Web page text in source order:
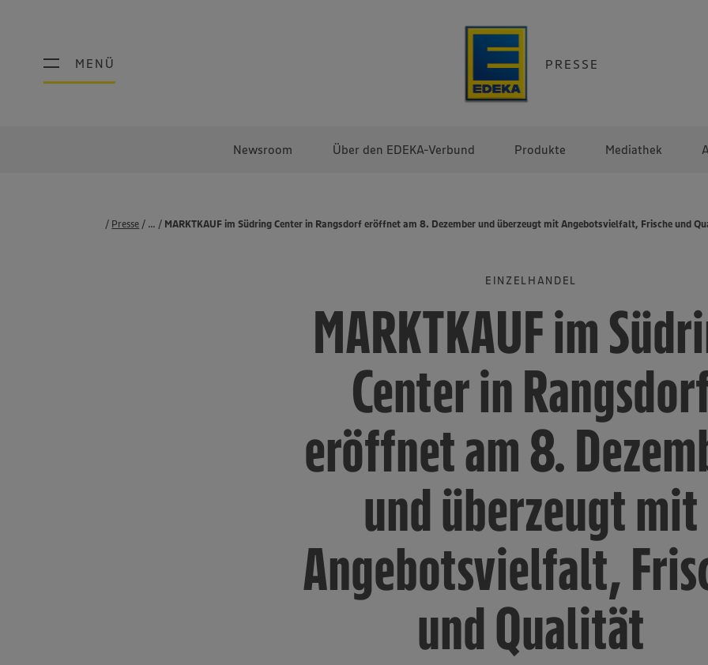
MENÜ PRESSE
MENÜ
Newsroom Über den EDEKA-Verbund Produkte Mediathek
Presse Pressemeldungen
MARKTKAUF im Südring Center in Rangsdorf eröffnet am 8. Dezember und überzeugt mit Angebotsvielfalt, Frische und
...
EINZELHANDEL
MARKTKAUF im
Center in
eröffnet am 8.
und überzeugt mit
Angebotsvielfalt,
und Qualität